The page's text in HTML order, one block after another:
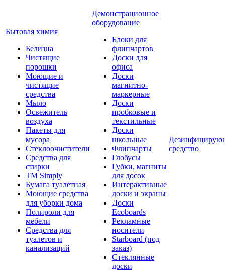
Бытовая химия
Белизна
Чистящие
порошки
Моющие и
чистящие
средства
Мыло
Освежитель
воздуха
Пакеты для
мусора
Стеклоочистители
Средства для
стирки
TM Simply
Бумага туалетная
Моющие средства
для уборки дома
Полироли для
мебели
Средства для
туалетов и
канализаций
Демонстрационное
оборудование
Блоки для
флипчартов
Доски для
офиса
Доски
магнитно-
маркерные
Доски
пробковые и
текстильные
Доски
школьные
Флипчарты
Глобусы
Губки, магниты
для досок
Интерактивные
доски и экраны
Доски
Ecoboards
Рекламные
носители
Starboard (под
заказ)
Стеклянные
доски
средство